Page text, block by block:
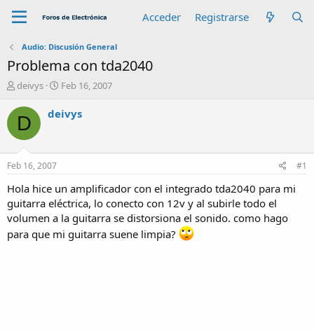
Acceder Registrarse
Audio: Discusión General
Problema con tda2040
A
t
o
r
deivys
F
c
n
i
c
i
o
Feb 16, 2007
D deivys
Feb 16, 2007 #1
Hola hice un amplificador con el integrado tda2040 para mi
guitarra eléctrica, lo conecto con 12v y al subirle todo el
volumen a la guitarra se distorsiona el sonido. como hago
para que mi guitarra suene limpia?